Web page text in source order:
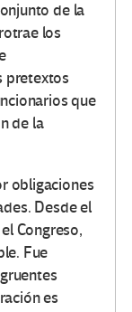
de la
los
pretextos
que
de la
obligaciones
Desde el
Congreso,
Fue
es